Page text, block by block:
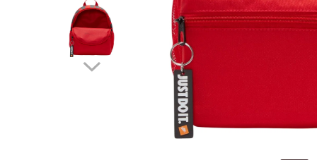
JACHETE ȘI GECI SPORT
PANTALONI SCURȚI
BLUGI LUNGI
BLUGI SCURTI
Emporio Armani EA7
Ultimate Kombat